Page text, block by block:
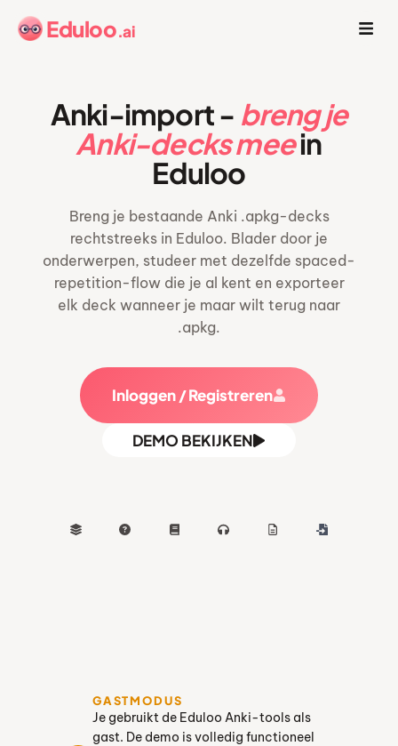
Eduloo.ai
Anki-import - breng je
Anki-decks meein
Eduloo
Breng je bestaande Anki .apkg-decks
rechtstreeks in Eduloo. Blader door je
onderwerpen, studeer met dezelfde spaced-
repetition-flow die je al kent en exporteer
elk deck wanneer je maar wilt terug naar
.apkg.
Inloggen / Registreren
DEMO BEKIJKEN
GASTMODUS
Je gebruikt de Eduloo Anki-tools als
gast. De demo is volledig functioneel